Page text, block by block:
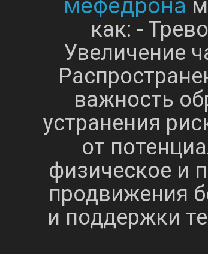
как: -
Увеличение
важность
устранения
от
физическое и
продвижения
и поддержки